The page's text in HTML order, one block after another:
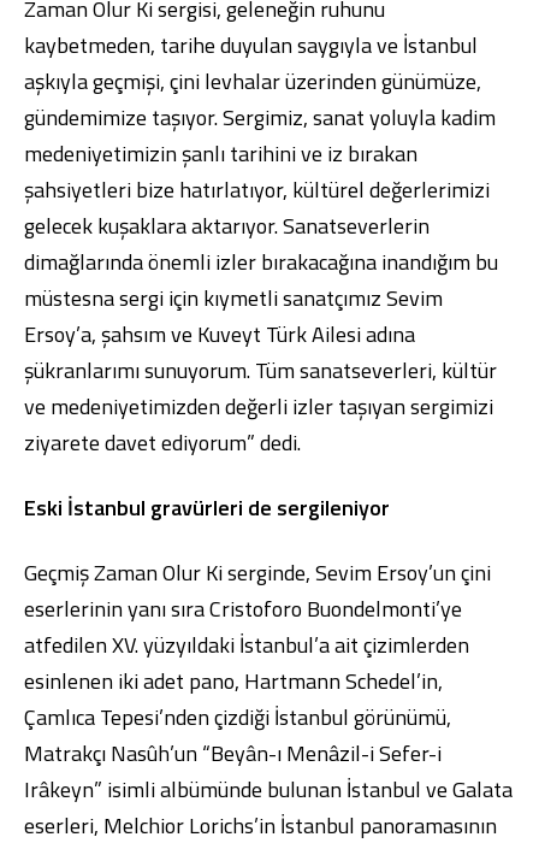
Zaman Olur Ki sergisi, geleneğin ruhunu
kaybetmeden, tarihe duyulan saygıyla ve İstanbul
aşkıyla geçmişi, çini levhalar üzerinden günümüze,
gündemimize taşıyor. Sergimiz, sanat yoluyla kadim
medeniyetimizin şanlı tarihini ve iz bırakan
şahsiyetleri bize hatırlatıyor, kültürel değerlerimizi
gelecek kuşaklara aktarıyor. Sanatseverlerin
dimağlarında önemli izler bırakacağına inandığım bu
müstesna sergi için kıymetli sanatçımız Sevim
Ersoy’a, şahsım ve Kuveyt Türk Ailesi adına
şükranlarımı sunuyorum. Tüm sanatseverleri, kültür
ve medeniyetimizden değerli izler taşıyan sergimizi
ziyarete davet ediyorum” dedi.
Eski İstanbul gravürleri de sergileniyor
Geçmiş Zaman Olur Ki serginde, Sevim Ersoy’un çini
eserlerinin yanı sıra Cristoforo Buondelmonti’ye
atfedilen XV. yüzyıldaki İstanbul’a ait çizimlerden
esinlenen iki adet pano, Hartmann Schedel’in,
Çamlıca Tepesi’nden çizdiği İstanbul görünümü,
Matrakçı Nasûh’un “Beyân-ı Menâzil-i Sefer-i
Irâkeyn” isimli albümünde bulunan İstanbul ve Galata
eserleri, Melchior Lorichs’in İstanbul panoramasının